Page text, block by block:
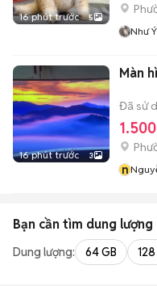
16 phút trước 5
Như Ý
16 phút trước 3
Màn
Đã sử
n
Bạn cần tìm dung lượng
Dung lượng: 64 GB